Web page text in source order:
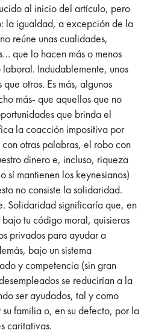
al inicio del artículo, pero
la igualdad, a excepción de la
reúne unas cualidades,
que lo hacen más o menos
Indudablemente, unos
otros. Es más, algunos
más- que aquellos que no
que brinda el
la coacción impositiva por
otras palabras, el robo con
dinero e, incluso, riqueza
sí mantienen los keynesianos)
no consiste la solidaridad.
Solidaridad significaría que, en
tu código moral, quisieras
privados para ayudar a
bajo un sistema
y competencia (sin gran
se reducirían a la
ser ayudados, tal y como
familia o, en su defecto, por la
caritativas.